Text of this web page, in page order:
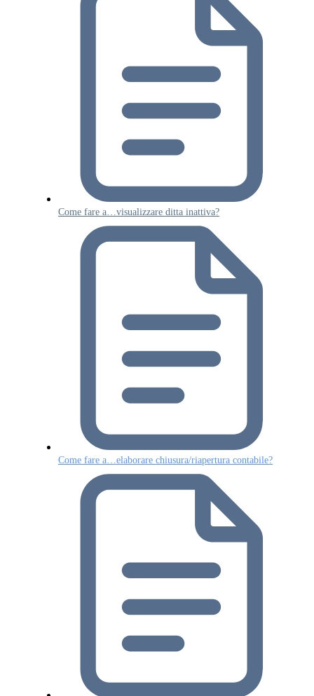
Come fare a…visualizzare ditta inattiva?
Come fare a…elaborare chiusura/riapertura contabile?